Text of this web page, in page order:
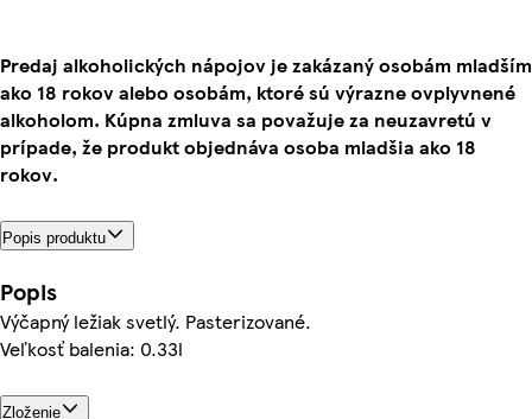
Predaj alkoholických nápojov je zakázaný osobám mladším
ako 18 rokov alebo osobám, ktoré sú výrazne ovplyvnené
alkoholom. Kúpna zmluva sa považuje za neuzavretú v
prípade, že produkt objednáva osoba mladšia ako 18
rokov.
Popis produktu
Popis
Výčapný ležiak svetlý. Pasterizované.
Veľkosť balenia: 0.33l
Zloženie